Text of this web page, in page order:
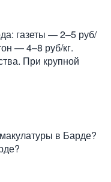
газеты — 2–5 руб/
— 4–8 руб/кг.
При крупной
в Барде?